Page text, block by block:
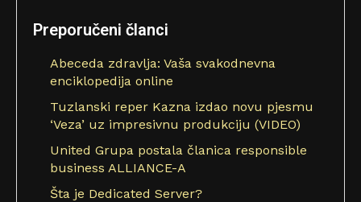
Preporučeni članci
Abeceda zdravlja: Vaša svakodnevna
enciklopedija online
Tuzlanski reper Kazna izdao novu pjesmu
‘Veza’ uz impresivnu produkciju (VIDEO)
United Grupa postala članica responsible
business ALLIANCE-A
Šta je Dedicated Server?